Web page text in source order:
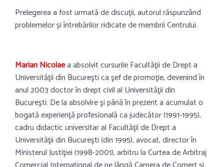
Prelegerea a fost urmată de discuții, autorul răspunzând
problemelor și întrebărilor ridicate de membrii Centrului.
Marian Nicolaea absolvit cursurile Facultăţii de Drept a
Universităţii din Bucureşti ca şef de promoţie, devenind în
anul 2003 doctor în drept civil al Universităţii din
Bucureşti. De la absolvire şi până în prezent a acumulat o
bogată experienţă profesională ca judecător (1991-1995),
cadru didactic universitar al Facultăţii de Drept a
Universităţii din Bucureşti (din 1995), avocat, director în
Ministerul Justiţiei (1998-2001), arbitru la Curtea de Arbitraj